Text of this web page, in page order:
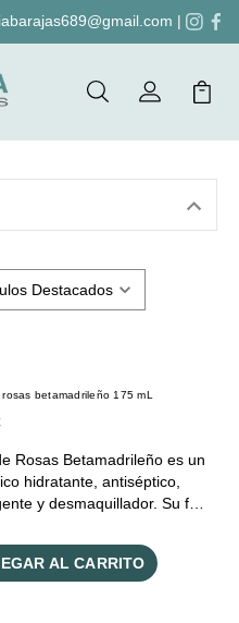
|
BuscarMi Cuenta
Mi
betamadrileño 175 mL
Rosas Betamadrileño es un
hidratante, antiséptico,
y desmaquillador. Su f…
AL CARRITO